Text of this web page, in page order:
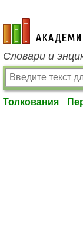
academic.ru
Словари и
Толкования